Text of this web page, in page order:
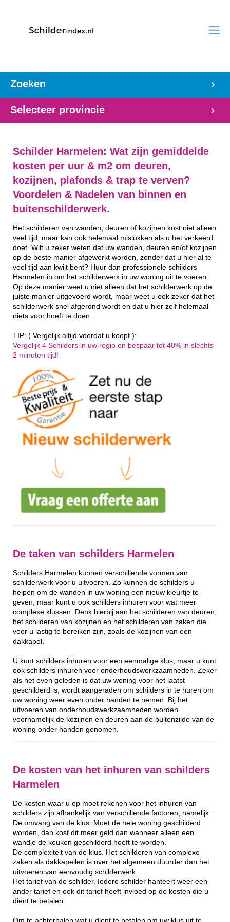
Zoeken
Selecteer provincie
Schilder Harmelen: Wat zijn gemiddelde
kosten per uur & m2 om deuren,
kozijnen, plafonds & trap te verven?
Voordelen & Nadelen van binnen en
buitenschilderwerk.
Het schilderen van wanden, deuren of kozijnen kost niet alleen
veel tijd, maar kan ook helemaal mislukken als u het verkeerd
doet. Wilt u zeker weten dat uw wanden, deuren en/of kozijnen
op de beste manier afgewerkt worden, zonder dat u hier al te
veel tijd aan kwijt bent? Huur dan professionele schilders
Harmelen in om het schilderwerk in uw woning uit te voeren.
Op deze manier weet u niet alleen dat het schilderwerk op de
juiste manier uitgevoerd wordt, maar weet u ook zeker dat het
schilderwerk snel afgerond wordt en dat u hier zelf helemaal
niets voor hoeft te doen.
TIP: ( Vergelijk altijd voordat u koopt ):
Vergelijk 4 Schilders in uw regio en bespaar tot 40% in slechts
2 minuten tijd!
De taken van schilders Harmelen
Schilders Harmelen kunnen verschillende vormen van
schilderwerk voor u uitvoeren. Zo kunnen de schilders u
helpen om de wanden in uw woning een nieuw kleurtje te
geven, maar kunt u ook schilders inhuren voor wat meer
complexe klussen. Denk hierbij aan het schilderen van deuren,
het schilderen van kozijnen en het schilderen van zaken die
voor u lastig te bereiken zijn, zoals de kozijnen van een
dakkapel.
U kunt schilders inhuren voor een eenmalige klus, maar u kunt
ook schilders inhuren voor onderhoudswerkzaamheden. Zeker
als het even geleden is dat uw woning voor het laatst
geschilderd is, wordt aangeraden om schilders in te huren om
uw woning weer even onder handen te nemen. Bij het
uitvoeren van onderhoudswerkzaamheden worden
voornamelijk de kozijnen en deuren aan de buitenzijde van de
woning onder handen genomen.
De kosten van het inhuren van schilders
Harmelen
De kosten waar u op moet rekenen voor het inhuren van
schilders zijn afhankelijk van verschillende factoren, namelijk:
De omvang van de klus. Moet de hele woning geschilderd
worden, dan kost dit meer geld dan wanneer alleen een
wandje de keuken geschilderd hoeft te worden.
De complexiteit van de klus. Het schilderen van complexe
zaken als dakkapellen is over het algemeen duurder dan het
uitvoeren van eenvoudig schilderwerk.
Het tarief van de schilder. Iedere schilder hanteert weer een
ander tarief en ook dit tarief heeft invloed op de kosten die u
dient te betalen.